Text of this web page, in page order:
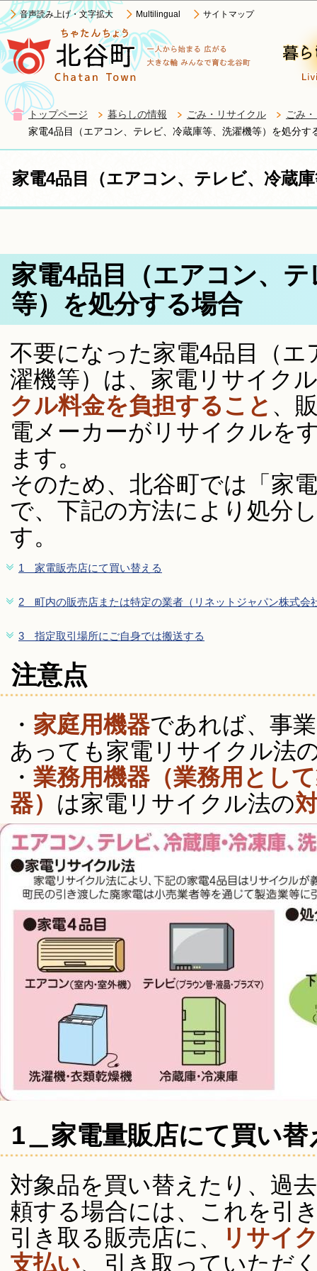
音声読み上げ・文字拡大 Multilingual サイトマップ
トップページ 暮らしの情報 ごみ・リサイクル
ごみ
家電4品目（エアコン、テレビ、冷蔵庫等、洗濯機等）を処分
家電4品目（エアコン、テレビ、冷蔵
家電4品目（エアコン、
等）を処分する場合
不要になった家電4品目（
濯機等）は、家電リサイク
クル料金を負担すること 、
電メーカーがリサイクルを
ます。
そのため、北谷町では「家
で、下記の方法により処分
す。
1＿家電販売店にて買い替える
2＿町内の販売店または特定の業者（リネットジャパン株式会
3＿指定取引場所にご自身では搬送する
注意点
・ 家庭用機器であれば、事
あっても家電リサイクル法
・ 業務用機器（業務用とし
器） は家電リサイクル法の
1＿家電量販店にて買い替
対象品を買い替えたり、過
頼する場合には、これを引
引き取る販売店に、
リサイ
支払い、引き取っていただ